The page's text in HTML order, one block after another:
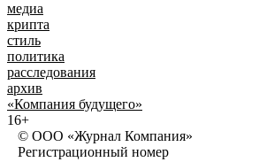
медиа
крипта
стиль
политика
расследования
архив
«Компания будущего»
16+
© ООО «Журнал Компания»
Регистрационный номер